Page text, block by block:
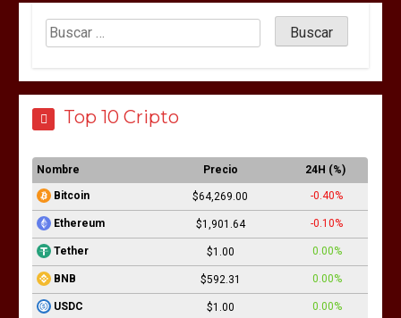
Top 10 Cripto
Nombre Precio 24H (%)
Bitcoin $64,269.00 -0.40%
Ethereum $1,901.64 -0.10%
Tether $1.00 0.00%
BNB $592.31 0.00%
USDC $1.00 0.00%